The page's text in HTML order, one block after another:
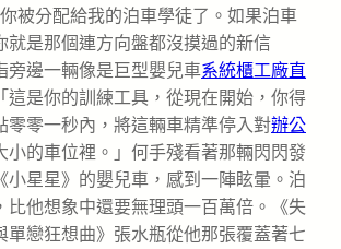
被分配給我的泊車學徒了。如果泊車
就是那個連方向盤都沒摸過的新信
旁邊一輛像是巨型嬰兒車系統櫃工廠直
這是你的訓練工具，從現在開始，你得
零零一秒內，將這輛車精準停入對辦公
小的車位裡。」何手殘看著那輛閃閃發
小星星》的嬰兒車，感到一陣眩暈。泊
比他想象中還要無理頭一百萬倍。《失
單戀狂想曲》張水瓶從他那張覆蓋著七